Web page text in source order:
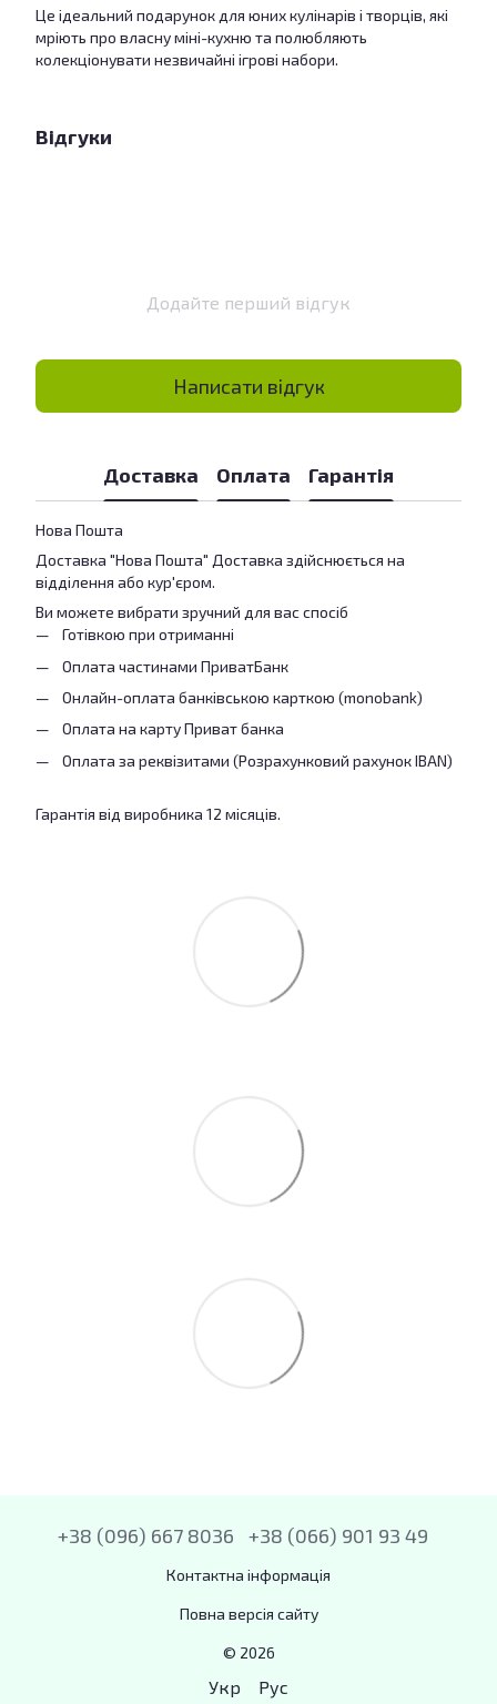
Це ідеальний подарунок для юних кулінарів і творців, які
мріють про власну міні-кухню та полюбляють
колекціонувати незвичайні ігрові набори.
Відгуки
Додайте перший відгук
Написати відгук
Доставка Оплата Гарантія
Нова Пошта
Доставка "Нова Пошта" Доставка здійснюється на
відділення або кур'єром.
Ви можете вибрати зручний для вас спосіб
Готівкою при отриманні
Оплата частинами ПриватБанк
Онлайн-оплата банківською карткою (monobank)
Оплата на карту Приват банка
Оплата за реквізитами (Розрахунковий рахунок IBAN)
Гарантія від виробника 12 місяців.
+38 (096) 667 8036 +38 (066) 901 93 49
Контактна інформація
Повна версія сайту
© 2026
Укр Рус